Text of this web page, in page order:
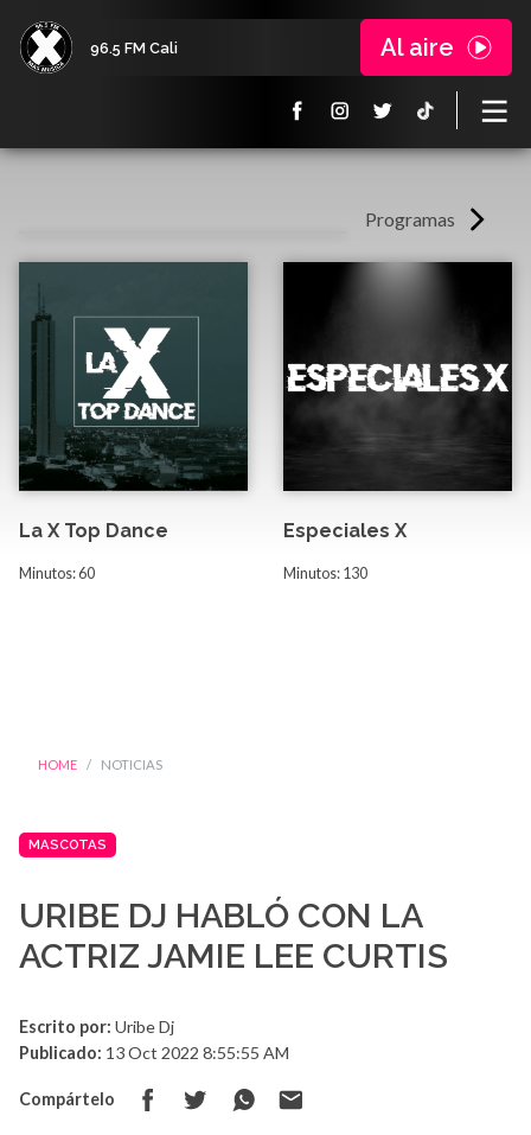
96.5 FM Cali Al aire
Programas
La X Top Dance
Minutos: 60
Especiales X
Minutos: 130
HOME NOTICIAS
MASCOTAS
URIBE DJ HABLÓ CON LA
ACTRIZ JAMIE LEE CURTIS
Escrito por: Uribe Dj
Publicado: 13 Oct 2022 8:55:55 AM
Compártelo